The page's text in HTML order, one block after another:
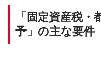
「固定資産税
予」の主な要件